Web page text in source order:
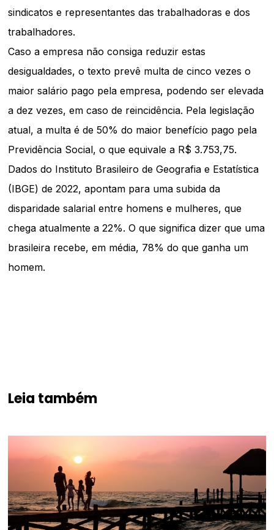
sindicatos e representantes das trabalhadoras e dos
trabalhadores.
Caso a empresa não consiga reduzir estas
desigualdades, o texto prevê multa de cinco vezes o
maior salário pago pela empresa, podendo ser elevada
a dez vezes, em caso de reincidência. Pela legislação
atual, a multa é de 50% do maior benefício pago pela
Previdência Social, o que equivale a R$ 3.753,75.
Dados do Instituto Brasileiro de Geografia e Estatística
(IBGE) de 2022, apontam para uma subida da
disparidade salarial entre homens e mulheres, que
chega atualmente a 22%. O que significa dizer que uma
brasileira recebe, em média, 78% do que ganha um
homem.
Leia também